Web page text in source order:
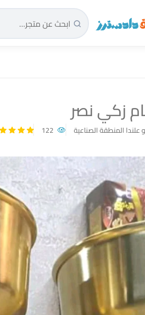
الرئيسية
زكي نصر
علندا المنطقة الصناعية